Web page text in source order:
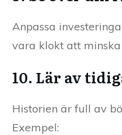
Anpassa
vara klokt att
10. Lär av
Historien är full av
Exempel: